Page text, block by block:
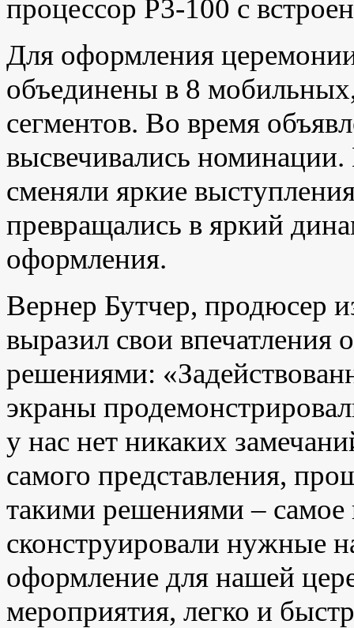
процессор P3-100 с
Для оформления
объединены в 8
сегментов. Во время
высвечивались
сменяли яркие
превращались в яркий
оформления.
Вернер Бутчер, продюсер
выразил свои впечатления
решениями:
экраны
у нас нет никаких
самого представления,
такими решениями – самое
сконструировали нужные
оформление для нашей
мероприятия, легко и